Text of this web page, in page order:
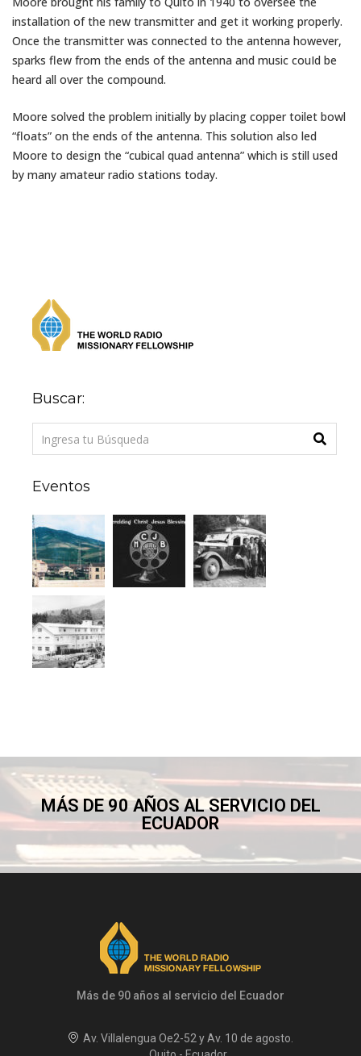
installation of the new transmitter and get it working properly.
Once the transmitter was connected to the antenna however,
sparks flew from the ends of the antenna and music couId be
heard all over the compound.
Moore solved the problem initially by placing copper toilet bowl
“floats” on the ends of the antenna. This solution also led
Moore to design the “cubical quad antenna” which is still used
by many amateur radio stations today.
Buscar:
Eventos
MÁS DE 90 AÑOS AL SERVICIO DEL
ECUADOR
Más de 90 años al servicio del Ecuador
Av. Villalengua Oe2-52 y Av. 10 de agosto.